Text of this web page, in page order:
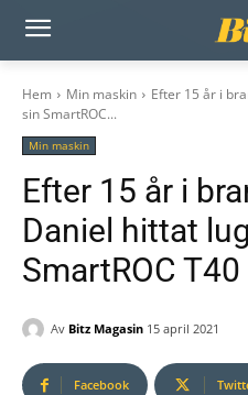
Hem Min maskin
Efter 15 år i
sin SmartROC...
Min maskin
Efter 15 år i
Daniel hittat
SmartROC T40
Av Bitz Magasin 15 april 2021
Facebook